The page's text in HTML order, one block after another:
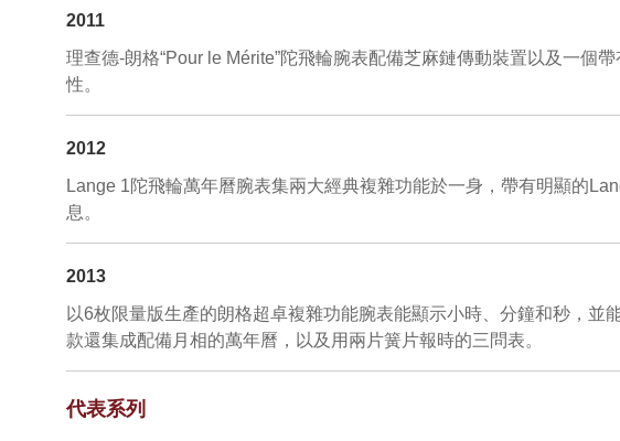
2011
理查德-朗格“Pour le Mérite”陀飛輪腕表配備芝麻鏈傳動裝置以及一個
性。
2012
Lange 1陀飛輪萬年曆腕表集兩大經典複雜功能於一身，帶有明顯的
息。
2013
以6枚限量版生產的朗格超卓複雜功能腕表能顯示小時、分鐘和秒，並
款還集成配備月相的萬年曆，以及用兩片簧片報時的三問表。
代表系列